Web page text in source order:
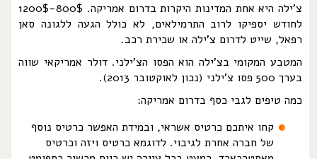
צ'ילה היא אחת המדינות היקרות בדרום אמריקה. 800$-1200$
לחודש יספיקו לרוב התרמילאים, לא כולל הגעה ללגונה סאן
רפאל, שייט לדרום צ'ילה או שכירת רכב.
המטבע המקומי בצ'ילה הוא הפסו הצ'ילני. דולר אמריקאי שווה
בערך 500 פסו צ'ילני (נכון לאוקטובר 2013).
כמה טיפים לגבי כסף בדרום אמריקה:
קחו איתכם כרטיס אשראי, ובמידת האפשר כרטיס נוסף
של חברה אחרת לגיבוי. לדוגמא כרטיס ויזה וכרטיס